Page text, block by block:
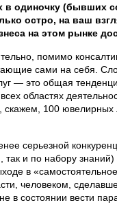
в одиночку (бывших
остро, на ваш
на этом рынке
помимо
сами на себя.
— это общая
областях
скажем, 100
серьезной
так и по набору
в
человеком,
в состоянии вести